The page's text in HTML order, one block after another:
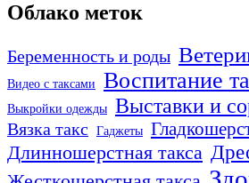
Облако меток
Беременность и роды
Видео с таксами Воспитание
Выкройки одежды Выставки и
Вязка такс Гаджеты
Длинношерстная такса